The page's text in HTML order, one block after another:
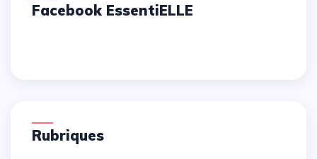
Facebook EssentiELLE
Rubriques